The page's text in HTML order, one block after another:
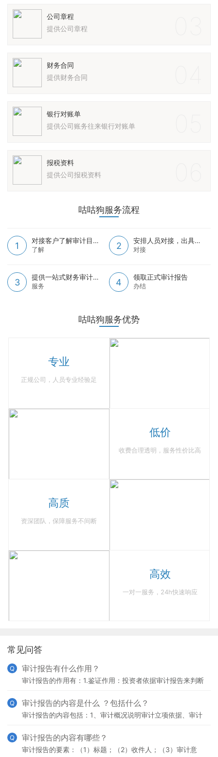
公司章程
提供公司章程
财务合同
提供财务合同
银行对账单
提供公司账务往来银行对账单
报税资料
提供公司报税资料
咕咕狗服务流程
1
对接客户了解审计目的和范围
了解 2
安排人员对接，出具审计资料
对接
3
提供一站式财务审计服务
服务 4
领取正式审计报告
办结
咕咕狗服务优势
专业
正规公司，人员专业经验足
低价
收费合理透明，服务性价比高
高质
资深团队，保障服务不间断
高效
一对一服务，24h快速响应
常见问答
审计报告有什么作用？
审计报告的作用有：1.鉴证作用：投资者依据审计报告来判断
3.证明作用：表明审计工作的质量。
Q
审计报告的内容是什么 ？包括什么？
审计报告的内容包括：1、审计概况说明审计立项依据、审计
在审计过程中遵守的国家制定的相关法律、法规、上级单位
Q
审计报告的内容有哪些？
审计报告的要素：（1）标题；（2）收件人；（3）审计意
Q